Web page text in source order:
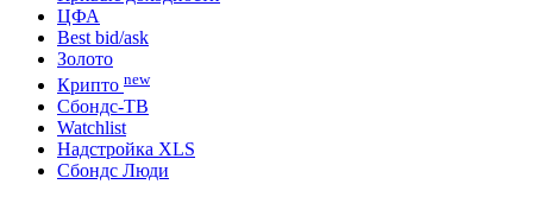
Портфель
Консенсусы
Поиск облигаций (ИИ)
Кривые доходности
ЦФА
Best bid/ask
Золото
Крипто new